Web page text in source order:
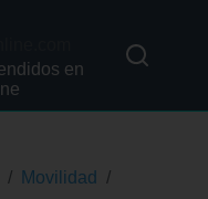
en
/ Movilidad
/